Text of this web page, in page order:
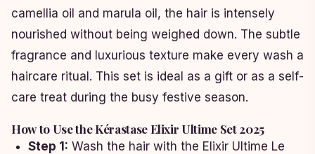
camellia oil and marula oil, the hair is intensely
nourished without being weighed down. The subtle
fragrance and luxurious texture make every wash a
haircare ritual. This set is ideal as a gift or as a self-
care treat during the busy festive season.
How to Use the Kérastase Elixir Ultime Set 2025
Step 1: Wash the hair with the Elixir Ultime Le